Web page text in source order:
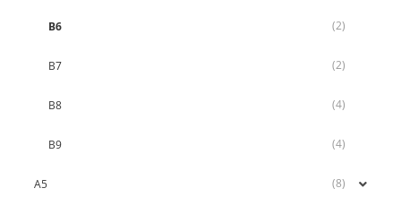
B6 (2)
B7 (2)
B8 (4)
B9 (4)
A5 (8)